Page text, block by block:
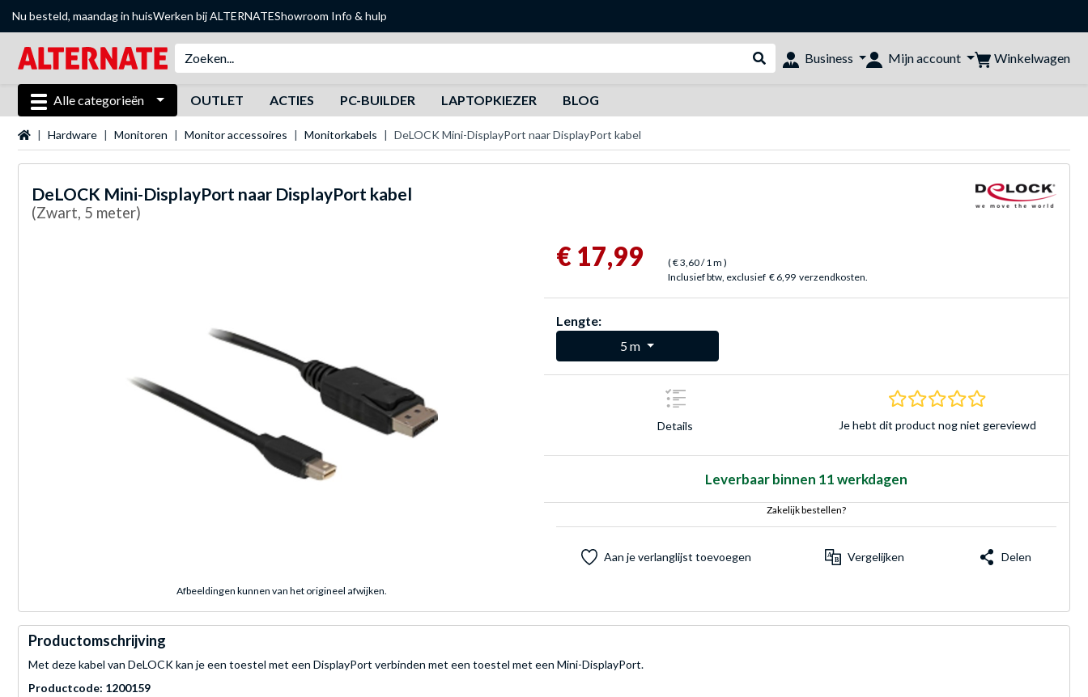
Nu besteld, maandag in huisWerken bij ALTERNATEShowroom Info & hulp
Webshop doorzoeken
Business Mijn account Winkelwagen
Alle categorieën OUTLET ACTIES PC-BUILDER LAPTOPKIEZER BLOG
Startpagina
Hardware Monitoren Monitor accessoires Monitorkabels DeLOCK Mini-DisplayPort naar DisplayPort kabel
DeLOCK Mini-DisplayPort naar DisplayPort kabel
(Zwart, 5 meter)
Afbeeldingen kunnen van het origineel afwijken.
€ 17,99 (€ 3,60/ 1 m )
Inclusief btw, exclusief € 6,99 verzendkosten.
Lengte:
5 m
Details
0.0 sterren
Je hebt dit product nog niet gereviewd
Leverbaar binnen 11 werkdagen
Zakelijk bestellen?
Aan je verlanglijst toevoegen Vergelijken Delen
Productomschrijving
Met deze kabel van DeLOCK kan je een toestel met een DisplayPort verbinden met een toestel met een Mini-DisplayPort.
Productcode: 1200159